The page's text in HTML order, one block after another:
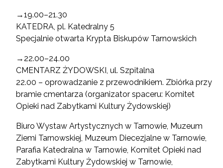
→19.00–21.30
KATEDRA, pl. Katedralny 5
Specjalnie otwarta Krypta Biskupów Tarnowskich
→22.00–24.00
CMENTARZ ŻYDOWSKI, ul. Szpitalna
22.00 – oprowadzanie z przewodnikiem. Zbiórka przy
bramie cmentarza (organizator spaceru: Komitet
Opieki nad Zabytkami Kultury Żydowskiej)
Biuro Wystaw Artystycznych w Tarnowie, Muzeum
Ziemi Tarnowskiej, Muzeum Diecezjalne w Tarnowie,
Parafia Katedralna w Tarnowie, Komitet Opieki nad
Zabytkami Kultury Żydowskiej w Tarnowie,